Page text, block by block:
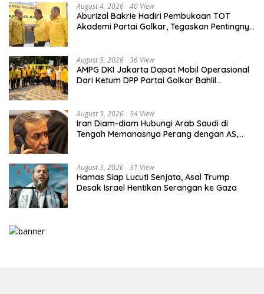
August 4, 2026 40 View
Aburizal Bakrie Hadiri Pembukaan TOT
Akademi Partai Golkar, Tegaskan Pentingnya
August 5, 2026 36 View
AMPG DKI Jakarta Dapat Mobil Operasional
Dari Ketum DPP Partai Golkar Bahlil
August 3, 2026 34 View
Iran Diam-diam Hubungi Arab Saudi di
Tengah Memanasnya Perang dengan AS,
August 3, 2026 31 View
Hamas Siap Lucuti Senjata, Asal Trump
Desak Israel Hentikan Serangan ke Gaza